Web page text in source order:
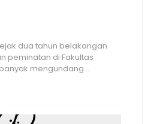
dua tahun belakangan
peminatan di Fakultas
mengundang...